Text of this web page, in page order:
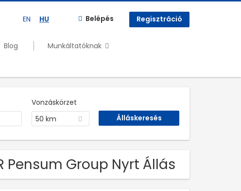
EN HU Belépés Regisztráció
Blog
Munkáltatóknak
Vonzáskörzet
50 km
Pensum Group Nyrt Állás